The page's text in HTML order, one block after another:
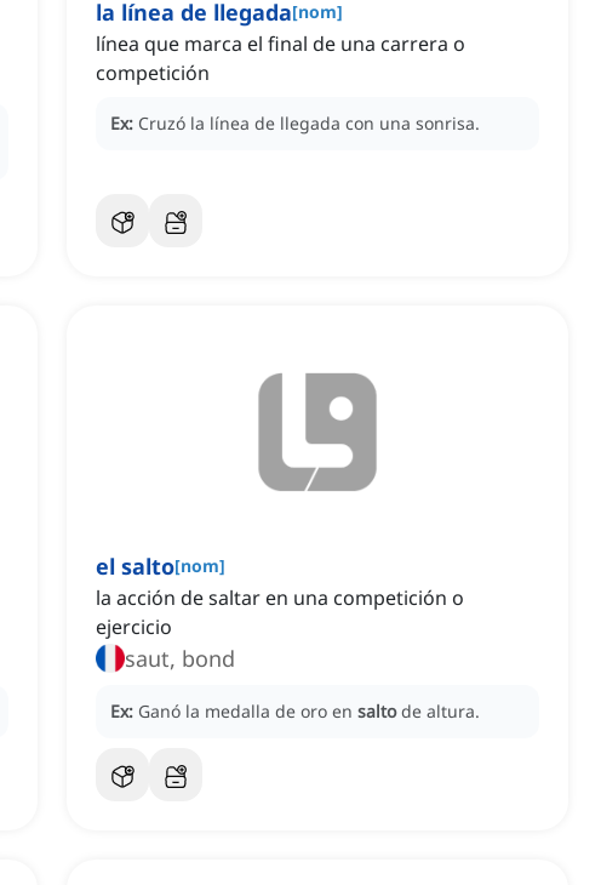
la línea de llegada[nom]
línea que marca el final de una carrera o
competición
Ex: Cruzó la línea de llegada con una sonrisa.
el salto[nom]
la acción de saltar en una competición o
ejercicio
saut, bond
Ex: Ganó la medalla de oro en salto de altura.